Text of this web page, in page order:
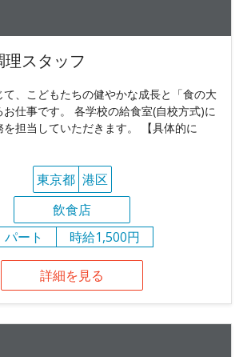
スタッフ
、こどもたちの健やかな成長と「食の大
仕事です。 各学校の給食室(自校方式)に
を担当していただきます。 【具体的に
東京都 港区
飲食店
パート
時給1,500円
詳細を見る